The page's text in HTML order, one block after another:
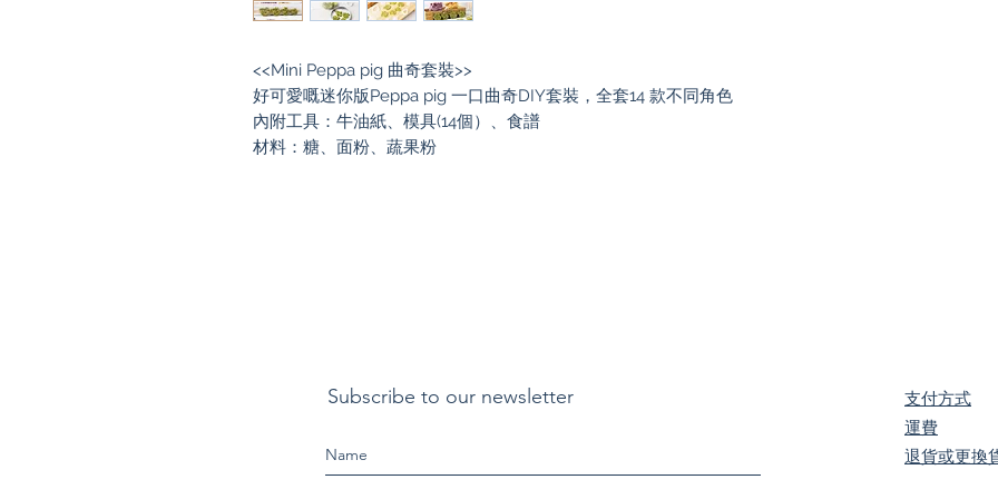
<<Mini Peppa pig 曲奇套裝>>
好可愛嘅迷你版Peppa pig 一口曲奇DIY套裝，全套14 款不同角色
內附工具：牛油紙、模具(14個）、食譜
材料：糖、面粉、蔬果粉
Subscribe to our newsletter
支付方式
​運費
退貨或更換